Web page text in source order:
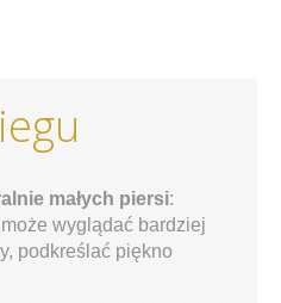
małych piersi:
wyglądać bardziej
podkreślać piękno